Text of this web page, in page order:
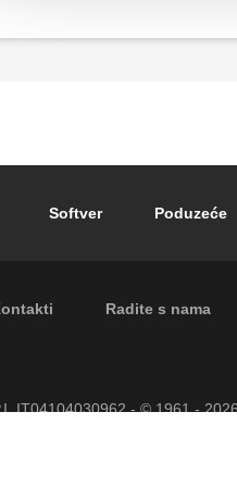
Softver Poduzeće
navigation
Radite s nama
IT04104030962 - © 1961 -